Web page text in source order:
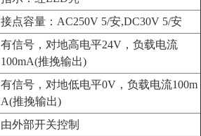
接点容量：AC250V 5/安,DC30V 5/安
有信号，对地高电平24V，负载电流
100mA(推挽输出)
有信号，对地低电平0V，负载电流100m
A(推挽输出)
由外部开关控制